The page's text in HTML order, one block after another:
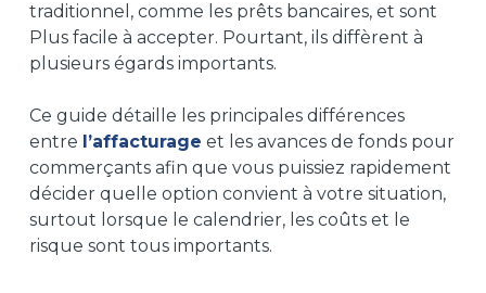
traditionnel, comme les prêts bancaires, et sont
Plus facile à accepter. Pourtant, ils diffèrent à
plusieurs égards importants.
Ce guide détaille les principales différences
entre l’affacturage et les avances de fonds pour
commerçantsafin que vous puissiez rapidement
décider quelle option convient à votre situation,
surtout lorsque le calendrier, les coûts et le
risque sont tous importants.